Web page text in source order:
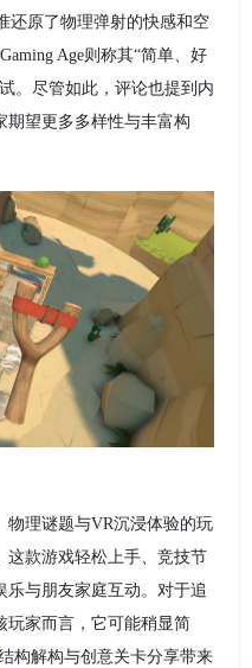
还原了物理弹射的快感和空
Age则称其“简单、好
。尽管如此，评论也提到内
期望更多多样性与丰富构
物理谜题与VR沉浸体验的玩
这款游戏轻松上手、竞技节
与朋友家庭互动。对于追
玩家而言，它可能稍显简
构解构与创意关卡分享带来